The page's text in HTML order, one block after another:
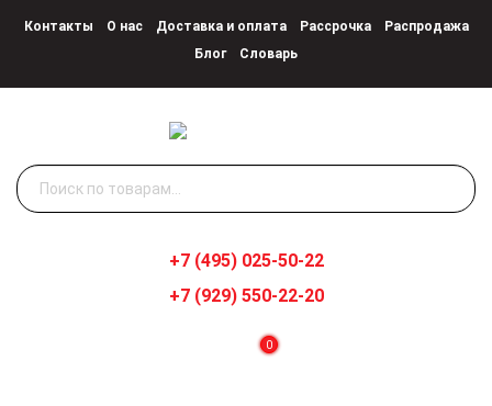
Контакты О нас Доставка и оплата Рассрочка
Распродажа
Блог
Словарь
Искать:
0
+7 (495) 025-50-22
+7 (929) 550-22-20